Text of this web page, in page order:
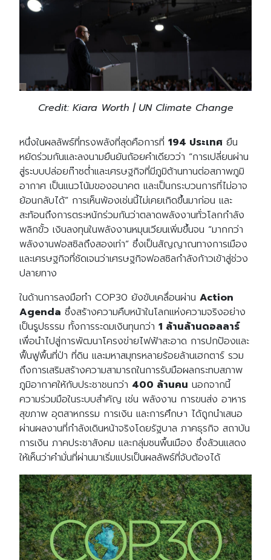
Credit: Kiara Worth | UN Climate Change
หนึ่งในผลลัพธ์ที่ทรงพลังที่สุดคือการที่ 194 ประเทศ ยืน
หยัดร่วมกันและลงนามยืนยันถ้อยคำเดียวว่า “การเปลี่ยนผ่าน
สู่ระบบปล่อยก๊าซต่ำและเศรษฐกิจที่มีภูมิต้านทานต่อสภาพภูมิ
อากาศ เป็นแนวโน้มของอนาคต และเป็นกระบวนการที่ไม่อาจ
ย้อนกลับได้” การเห็นพ้องเช่นนี้ไม่เคยเกิดขึ้นมาก่อน และ
สะท้อนถึงการตระหนักร่วมกันว่าตลาดพลังงานทั่วโลกกำลัง
พลิกขั้ว เงินลงทุนในพลังงานหมุนเวียนเพิ่มขึ้นจน “มากกว่า
พลังงานฟอสซิลถึงสองเท่า” ซึ่งเป็นสัญญาณทางการเมือง
และเศรษฐกิจที่ชัดเจนว่าเศรษฐกิจฟอสซิลกำลังก้าวเข้าสู่ช่วง
ปลายทาง
ในด้านการลงมือทำ COP30 ยังขับเคลื่อนผ่าน Action
Agenda ซึ่งสร้างความคืบหน้าในโลกแห่งความจริงอย่าง
เป็นรูปธรรม ทั้งการระดมเงินทุนกว่า 1 ล้านล้านดอลลาร์
เพื่อนำไปสู่การพัฒนาโครงข่ายไฟฟ้าสะอาด การปกป้องและ
ฟื้นฟูพื้นที่ป่า ที่ดิน และมหาสมุทรหลายร้อยล้านเฮกตาร์ รวม
ถึงการเสริมสร้างความสามารถในการรับมือผลกระทบสภาพ
ภูมิอากาศให้กับประชาชนกว่า 400 ล้านคน นอกจากนี้
ความร่วมมือในระบบสำคัญ เช่น พลังงาน การขนส่ง อาหาร
สุขภาพ อุตสาหกรรม การเงิน และการศึกษา ได้ถูกนำเสนอ
ผ่านผลงานที่กำลังเดินหน้าจริงโดยรัฐบาล ภาคธุรกิจ สถาบัน
การเงิน ภาคประชาสังคม และกลุ่มชนพื้นเมือง ซึ่งล้วนแสดง
ให้เห็นว่าคำมั่นที่ผ่านมาเริ่มแปรเป็นผลลัพธ์ที่จับต้องได้